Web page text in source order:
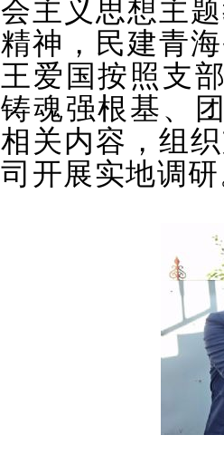
会主义思想主
精神，民建青
王爱国按照支
铸魂强根基、
相关内容，组
司开展实地调